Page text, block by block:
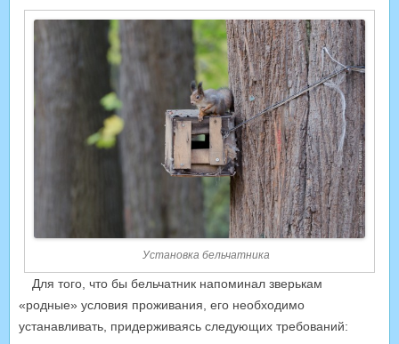
Установка бельчатника
Для того, что бы бельчатник напоминал зверькам
«родные» условия проживания, его необходимо
устанавливать, придерживаясь следующих требований: